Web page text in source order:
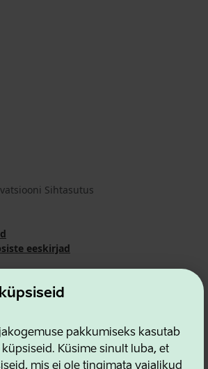
pakkumiseks kasutab
Küsime sinult luba, et
mis ei ole tingimata vajalikud
Sihtasutus
eeskirjad